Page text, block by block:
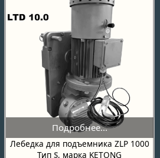
Лебедка для подъемника ZLP 1000
ТипS, марка KETONG